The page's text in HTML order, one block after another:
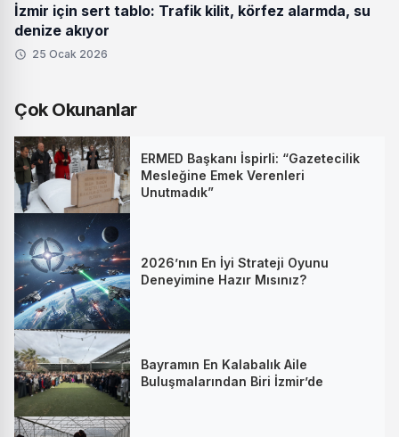
İzmir için sert tablo: Trafik kilit, körfez alarmda, su
denize akıyor
25 Ocak 2026
Çok Okunanlar
ERMED Başkanı İspirli: “Gazetecilik
Mesleğine Emek Verenleri
Unutmadık”
2026’nın En İyi Strateji Oyunu
Deneyimine Hazır Mısınız?
Bayramın En Kalabalık Aile
Buluşmalarından Biri İzmir’de